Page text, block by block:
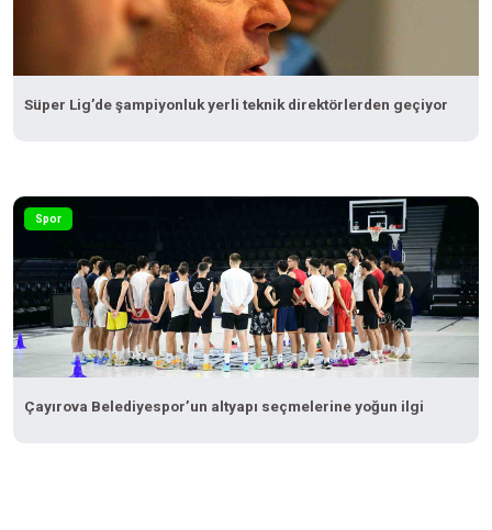
Süper Lig’de şampiyonluk yerli teknik direktörlerden geçiyor
Spor
Çayırova Belediyespor’un altyapı seçmelerine yoğun ilgi